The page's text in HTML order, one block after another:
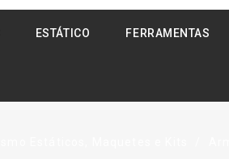
ESTÁTICO FERRAMENTAS